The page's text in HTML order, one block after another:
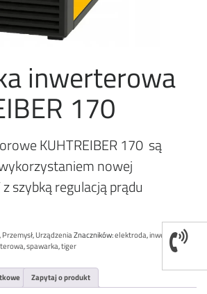
inwerterowa
170
KUHTREIBER 170 są
nowej
szybką regulacją prądu
,Przemysł,UrządzeniaZnaczników:elektroda,inwenter,
,spawarka,tiger
Zapytaj o produkt